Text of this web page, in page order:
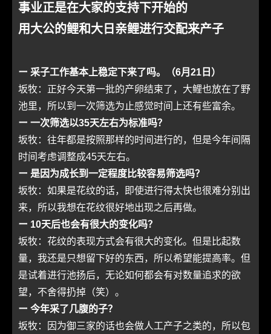
事业正是在大家的支持下开始的
用大公的鲤和大日亲鲤进行交配来产子
ー 采子工作基本上稳定下来了吗。（6月21日）
坂牧：正好今天第一批的产卵结束了，大鲤也放在了野
池里，所以到一次筛选为止感觉时间上还有些富余。
ー 一次筛选以35天左右为标准吗？
坂牧：往年都是按照那样的时间进行的，但是今年间隔
时间考虑调整成45天左右。
ー 是因为成长到一定程度比较容易筛选吗？
坂牧：如果是花纹的话，即使进行得太快也很难分别出
来，所以我想在花纹很好地出现之后再做。
ー 10天后也会有很大的变化吗？
坂牧：花纹的表现方式会有很大的变化。但是比起数
量，我还是只想留下好的东西，所以希望能提高率。但
是试着进行池扬后，无论如何都会有对数量追求的欲
望，不舍得扔掉（笑）。
ー 今年采了几腹的子？
坂牧：因为御三家的话也会做人工产子之类的，所以包